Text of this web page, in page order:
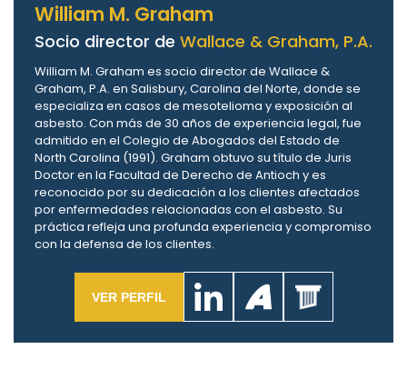
William M. Graham
Socio director de Wallace & Graham, P.A.
William M. Graham es socio director de Wallace &
Graham, P.A. en Salisbury, Carolina del Norte, donde se
especializa en casos de mesotelioma y exposición al
asbesto. Con más de 30 años de experiencia legal, fue
admitido en el Colegio de Abogados del Estado de
North Carolina (1991). Graham obtuvo su título de Juris
Doctor en la Facultad de Derecho de Antioch y es
reconocido por su dedicación a los clientes afectados
por enfermedades relacionadas con el asbesto. Su
práctica refleja una profunda experiencia y compromiso
con la defensa de los clientes.
VER PERFIL